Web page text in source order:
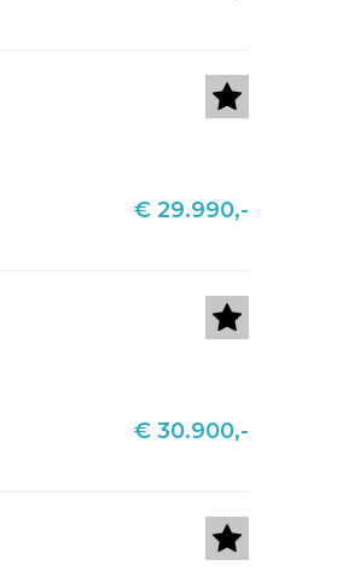
€ 29.990,-
€ 30.900,-